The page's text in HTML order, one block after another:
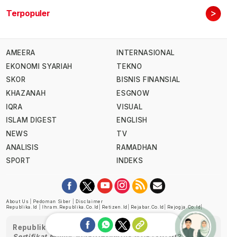
Terpopuler >
AMEERA
EKONOMI SYARIAH
SKOR
KHAZANAH
IQRA
ISLAM DIGEST
NEWS
ANALISIS
SPORT
INTERNASIONAL
TEKNO
BISNIS FINANSIAL
ESGNOW
VISUAL
ENGLISH
TV
RAMADHAN
INDEKS
About Us Pedoman Siber
Disclaimer
Republika.id
Ihram.republika.co.id Retizen.id Rejabar.co.id Rejogja.co.id|
Republika telah diverifikasi oleh Dewan Pers